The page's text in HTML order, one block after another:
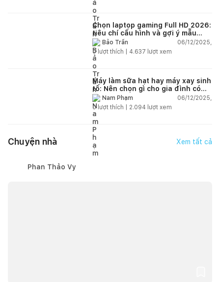
Chọn laptop gaming Full HD 2026:
tiêu chí cấu hình và gợi ý mẫu
đáng mua
Bảo Trần
06/12/2025,
0lượt thích | 4.637 lượt xem
Máy làm sữa hạt hay máy xay sinh
tố: Nên chọn gì cho gia đình có
trẻ nhỏ (2–4 người)?
Nam Phạm
06/12/2025,
0lượt thích | 2.094 lượt xem
Chuyện nhà Xem tất cả
Phan Thảo Vy